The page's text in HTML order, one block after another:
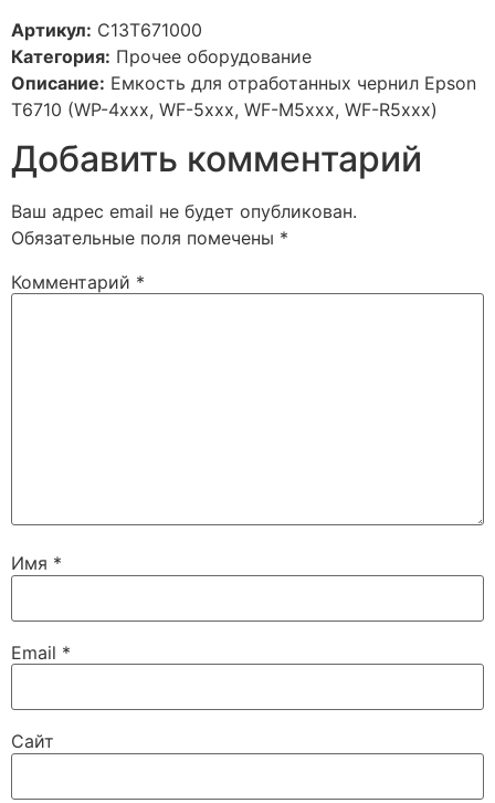
Артикул: C13T671000
Категория: Прочее оборудование
Описание: Емкость для отработанных чернил Epson
T6710 (WP-4xxx, WF-5xxx, WF-M5xxx, WF-R5xxx)
Добавить комментарий
Ваш адрес email не будет опубликован.
Обязательные поля помечены *
Комментарий *
Имя *
Email *
Сайт